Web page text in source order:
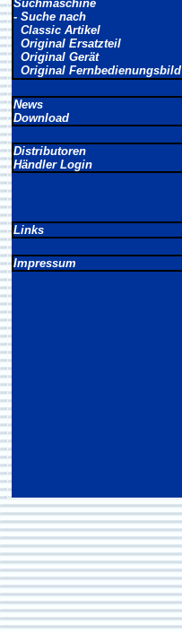
Suchmaschine
- Suche nach
Classic Artikel
Original Ersatzteil
Original Gerät
Original Fernbedienungsbild
News
Download
Distributoren
Händler Login
Links
Impressum